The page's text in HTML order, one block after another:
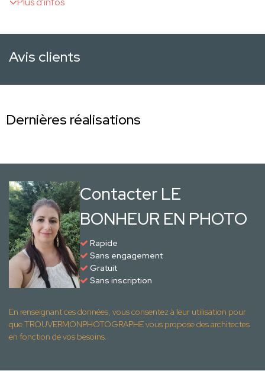
Avis clients
Dernières réalisations
Contacter LE
BONHEUR EN PHOTO
Rapide
Sans engagement
Gratuit
Sans inscription
En renseignant ces données, vous consentez à leur utilisation pour
que TROUVERMONPHOTOGRAPHE vous propose des architectes
en fonction de vos besoins.